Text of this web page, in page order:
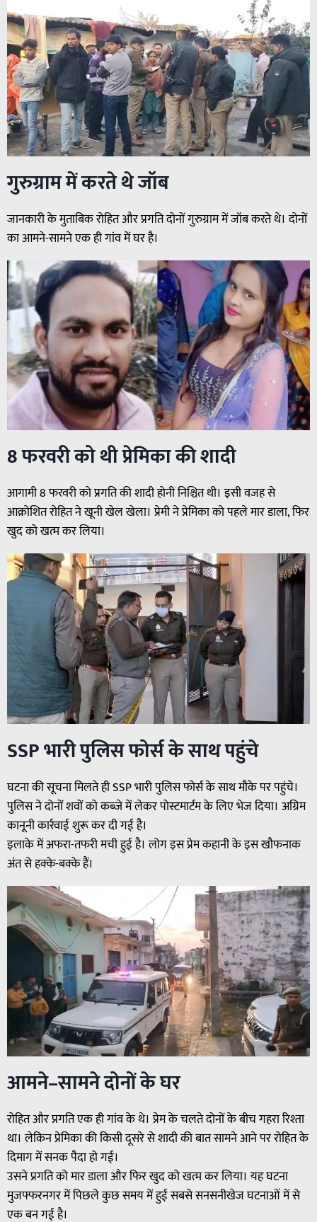
गुरुग्राम में करते थे जॉब
जानकारी के मुताबिक रोहित और प्रगति दोनों गुरुग्राम में जॉब करते थे। दोनों
का आमने-सामने एक ही गांव में घर है।
8 फरवरी को थी प्रेमिका की शादी
आगामी 8 फरवरी को प्रगति की शादी होनी निश्चित थी। इसी वजह से
आक्रोशित रोहित ने खूनी खेल खेला। प्रेमी ने प्रेमिका को पहले मार डाला, फिर
खुद को खत्म कर लिया।
SSP भारी पुलिस फोर्स के साथ पहुंचे
घटना की सूचना मिलते ही SSP भारी पुलिस फोर्स के साथ मौके पर पहुंचे।
पुलिस ने दोनों शवों को कब्जे में लेकर पोस्टमार्टम के लिए भेज दिया। अग्रिम
कानूनी कार्रवाई शुरू कर दी गई है।
इलाके में अफरा-तफरी मची हुई है। लोग इस प्रेम कहानी के इस खौफनाक
अंत से हक्के-बक्के हैं।
आमने–सामने दोनों के घर
रोहित और प्रगति एक ही गांव के थे। प्रेम के चलते दोनों के बीच गहरा रिश्ता
था। लेकिन प्रेमिका की किसी दूसरे से शादी की बात सामने आने पर रोहित के
दिमाग में सनक पैदा हो गई।
उसने प्रगति को मार डाला और फिर खुद को खत्म कर लिया। यह घटना
मुजफ्फरनगर में पिछले कुछ समय में हुई सबसे सनसनीखेज घटनाओं में से
एक बन गई है।